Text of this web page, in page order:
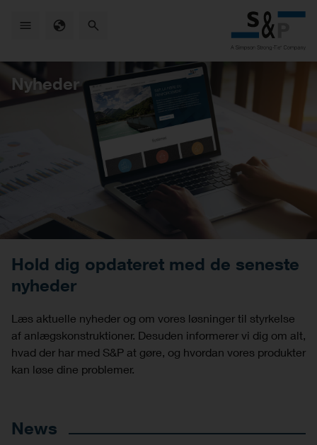
content
Nyheder
Hold dig opdateret med de seneste
nyheder
Læs aktuelle nyheder og om vores løsninger til styrkelse
af anlægskonstruktioner. Desuden informerer vi dig om alt,
hvad der har med S&P at gøre, og hvordan vores produkter
kan løse dine problemer.
News